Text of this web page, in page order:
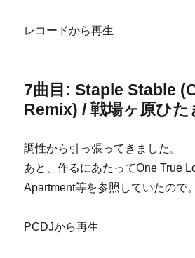
レコードから再生
7曲目: Staple Stable
Remix) / 戦場ヶ原ひた
調性から引っ張ってきました。
あと、作るにあたってOne True
Apartment等を参照していたので。
PCDJから再生